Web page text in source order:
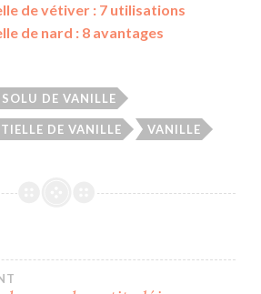
de vétiver : 7 utilisations
de nard : 8 avantages
DE VANILLE
DE VANILLE VANILLE